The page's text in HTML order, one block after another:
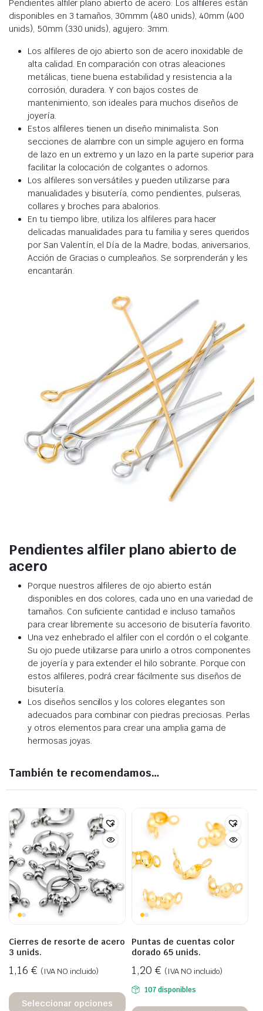
Pendientes alfiler plano abierto de acero: Los alfileres están
disponibles en 3 tamaños, 30mmm (480 unids), 40mm (400
unids), 50mm (330 unids), agujero: 3mm.
Los alfileres de ojo abierto son de acero inoxidable de
alta calidad. En comparación con otras aleaciones
metálicas, tiene buena estabilidad y resistencia a la
corrosión, duradera. Y con bajos costes de
mantenimiento, son ideales para muchos diseños de
joyería.
Estos alfileres tienen un diseño minimalista. Son
secciones de alambre con un simple agujero en forma
de lazo en un extremo y un lazo en la parte superior para
facilitar la colocación de colgantes o adornos.
Los alfileres son versátiles y pueden utilizarse para
manualidades y bisutería, como pendientes, pulseras,
collares y broches para abalorios.
En tu tiempo libre, utiliza los alfileres para hacer
delicadas manualidades para tu familia y seres queridos
por San Valentín, el Día de la Madre, bodas, aniversarios,
Acción de Gracias o cumpleaños. Se sorprenderán y les
encantarán.
Pendientes alfiler plano abierto de
acero
Porque nuestros alfileres de ojo abierto están
disponibles en dos colores, cada uno en una variedad de
tamaños. Con suficiente cantidad e incluso tamaños
para crear libremente su accesorio de bisutería favorito.
Una vez enhebrado el alfiler con el cordón o el colgante.
Su ojo puede utilizarse para unirlo a otros componentes
de joyería y para extender el hilo sobrante. Porque con
estos alfileres, podrá crear fácilmente sus diseños de
bisutería.
Los diseños sencillos y los colores elegantes son
adecuados para combinar con piedras preciosas. Perlas
y otros elementos para crear una amplia gama de
hermosas joyas.
También te recomendamos…
Cierres de resorte de acero
3 unids.
1,16 € (IVA NO incluido)
Seleccionar opciones
Puntas de cuentas color
dorado 65 unids.
1,20 € (IVA NO incluido)
107 disponibles